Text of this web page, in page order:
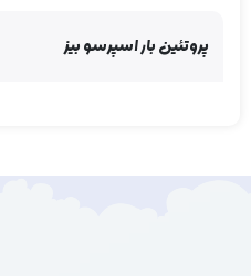
پروتئین بار اسپرسو بیز